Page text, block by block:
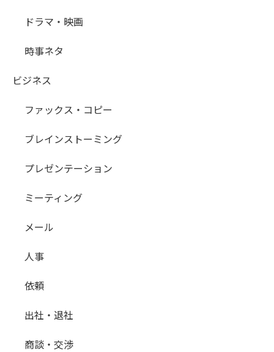
ドラマ・映画
時事ネタ
ビジネス
ファックス・コピー
ブレインストーミング
プレゼンテーション
ミーティング
メール
人事
依頼
出社・退社
商談・交渉